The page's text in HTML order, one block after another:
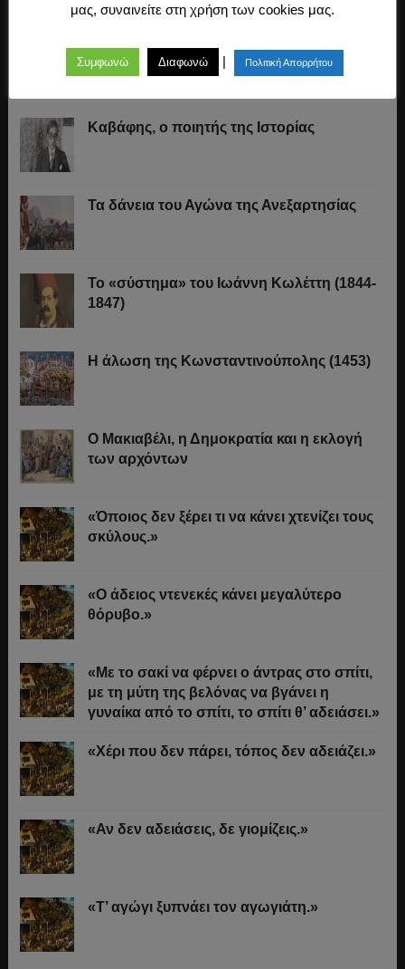
συμμαχίες
«Άχθος αρούρης»
Καβάφης, ο ποιητής της Ιστορίας
Τα δάνεια του Αγώνα της Ανεξαρτησίας
Το «σύστημα» του Ιωάννη Κωλέττη (1844-
1847)
Η άλωση της Κωνσταντινούπολης (1453)
Ο Μακιαβέλι, η Δημοκρατία και η εκλογή
των αρχόντων
«Όποιος δεν ξέρει τι να κάνει χτενίζει τους
σκύλους.»
«Ο άδειος ντενεκές κάνει μεγαλύτερο
θόρυβο.»
«Με το σακί να φέρνει ο άντρας στο σπίτι,
με τη μύτη της βελόνας να βγάνει η
γυναίκα από το σπίτι, το σπίτι θ’ αδειάσει.»
«Χέρι που δεν πάρει, τόπος δεν αδειάζει.»
«Αν δεν αδειάσεις, δε γιομίζεις.»
«Τ’ αγώγι ξυπνάει τον αγωγιάτη.»
μας, συναινείτε στη χρήση των cookies μας.
Συμφωνώ Διαφωνώ | Πολιτική Απορρήτου